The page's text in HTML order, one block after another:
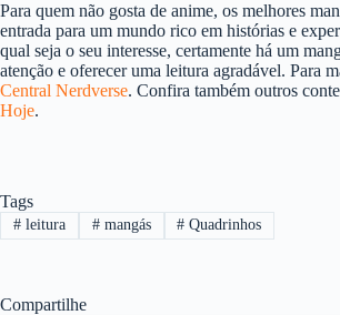
Para quem não gosta de anime, os melhores
entrada para um mundo rico em histórias e
qual seja o seu interesse, certamente há um
atenção e oferecer uma leitura agradável. Para
Central Nerdverse. Confira também outros
Hoje.
Tags
#leitura #mangás # Quadrinhos
Compartilhe